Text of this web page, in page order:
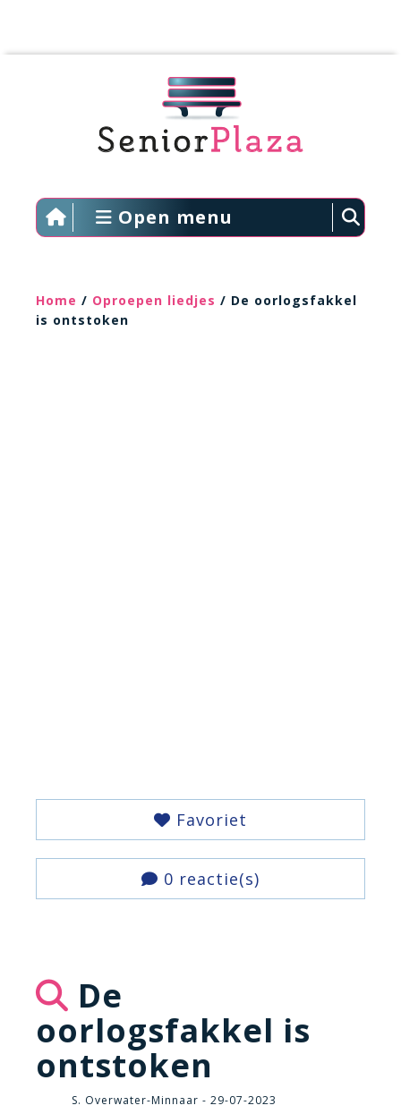
Open menu
Home / Oproepen liedjes / De oorlogsfakkel
is ontstoken
Favoriet
0 reactie(s)
De
oorlogsfakkel is
ontstoken
S. Overwater-Minnaar - 29-07-2023